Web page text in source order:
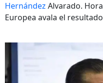
Hernández Alvarado.
Europea avala el